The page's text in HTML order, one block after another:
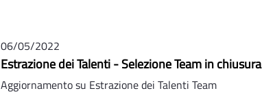
06/05/2022
Estrazione dei Talenti - Selezione Team in chiusura
Aggiornamento su Estrazione dei Talenti Team